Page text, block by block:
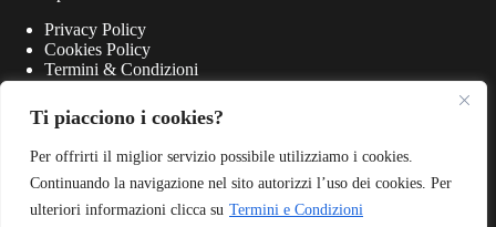
Ti piacciono i cookies?
Per offrirti il miglior servizio possibile utilizziamo i cookies.
Continuando la navigazione nel sito autorizzi l’uso dei cookies. Per
ulteriori informazioni clicca su Termini e Condizioni
Privacy Policy
Cookies Policy
Termini & Condizioni